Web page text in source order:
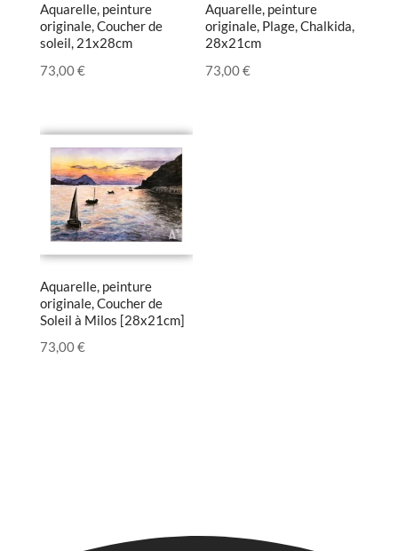
Aquarelle, peinture
originale, Coucher de
soleil, 21x28cm
73,00€
Aquarelle, peinture
originale, Plage, Chalkida,
28x21cm
73,00€
Aquarelle, peinture
originale, Coucher de
Soleil à Milos [28x21cm]
73,00€